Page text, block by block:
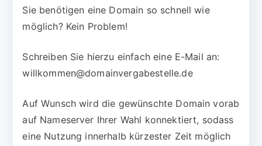
Sie benötigen eine Domain so schnell wie
möglich? Kein Problem!
Schreiben Sie hierzu einfach eine E-Mail an:
willkommen@domainvergabestelle.de
Auf Wunsch wird die gewünschte Domain vorab
auf Nameserver Ihrer Wahl konnektiert, sodass
eine Nutzung innerhalb kürzester Zeit möglich